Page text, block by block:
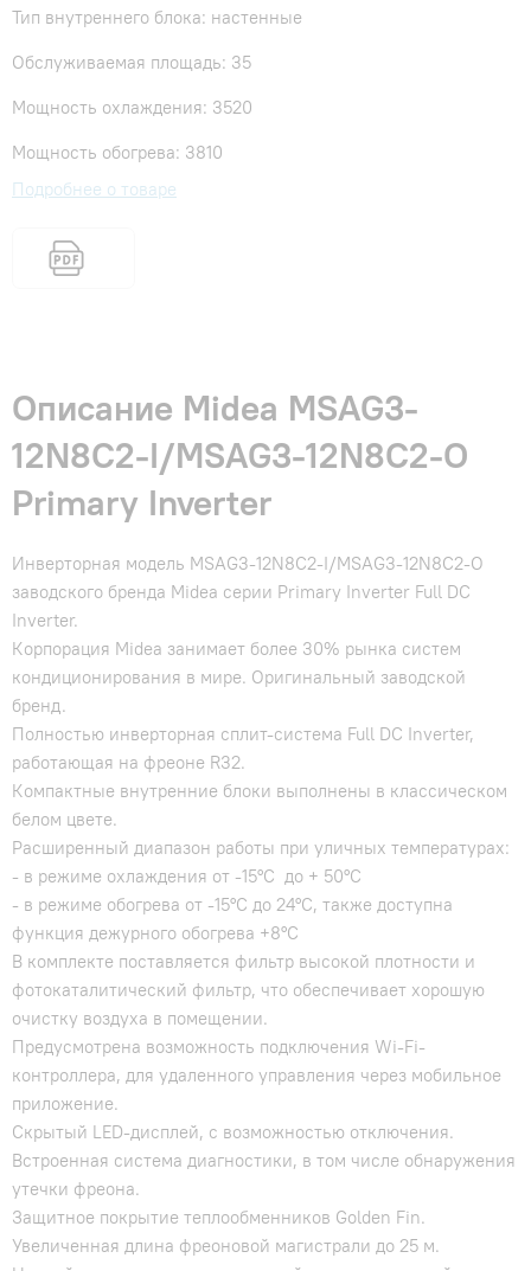
Тип внутреннего блока: настенные
Обслуживаемая площадь: 35
Мощность охлаждения: 3520
Мощность обогрева: 3810
Подробнее о товаре
Описание Midea MSAG3-
12N8C2-I/MSAG3-12N8C2-O
Primary Inverter
Инверторная модель MSAG3-12N8C2-I/MSAG3-12N8C2-O
заводского бренда Midea серии Primary Inverter Full DC
Inverter.
Корпорация Midea занимает более 30% рынка систем
кондиционирования в мире. Оригинальный заводской
бренд.
Полностью инверторная сплит-система Full DC Inverter,
работающая на фреоне R32.
Компактные внутренние блоки выполнены в классическом
белом цвете.
Расширенный диапазон работы при уличных температурах:
- в режиме охлаждения от -15°С до + 50°С
- в режиме обогрева от -15°С до 24°С, также доступна
функция дежурного обогрева +8°С
В комплекте поставляется фильтр высокой плотности и
фотокаталитический фильтр, что обеспечивает хорошую
очистку воздуха в помещении.
Предусмотрена возможность подключения Wi-Fi-
контроллера, для удаленного управления через мобильное
приложение.
Скрытый LED-дисплей, с возможностью отключения.
Встроенная система диагностики, в том числе обнаружения
утечки фреона.
Защитное покрытие теплообменников Golden Fin.
Увеличенная длина фреоновой магистрали до 25 м.